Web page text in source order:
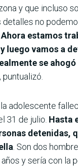
y que incluso
detalles no
Ahora estamos
luego vamos a
se
, puntualizó.
adolescente
31 de julio. Hasta
detenidas,
. Son dos
y sería con la